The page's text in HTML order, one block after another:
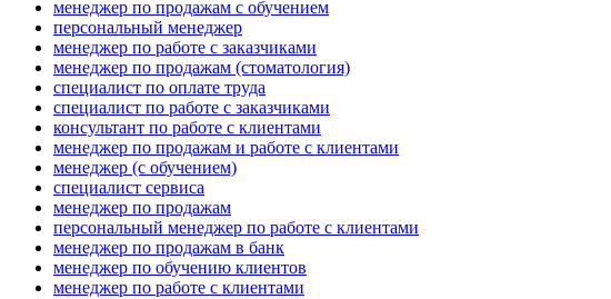
менеджер по продажам с обучением
персональный менеджер
менеджер по работе с заказчиками
менеджер по продажам (стоматология)
специалист по оплате труда
специалист по работе с заказчиками
консультант по работе с клиентами
менеджер по продажам и работе с клиентами
менеджер (с обучением)
специалист сервиса
менеджер по продажам
персональный менеджер по работе с клиентами
менеджер по продажам в банк
менеджер по обучению клиентов
менеджер по работе с клиентами